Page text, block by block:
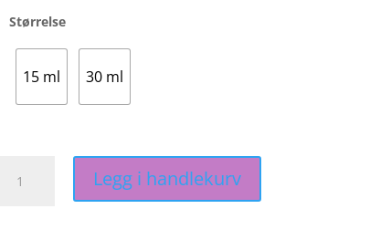
Størrelse
15 ml 30 ml
Legg i handlekurv